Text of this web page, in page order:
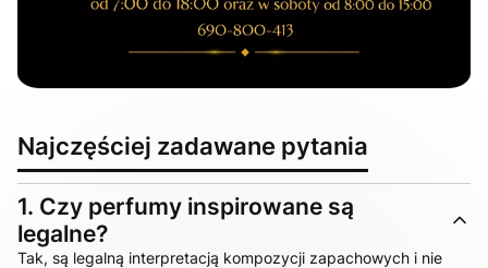
Najczęściej zadawane pytania
1. Czy perfumy inspirowane są
legalne?
Tak, są legalną interpretacją kompozycji zapachowych i nie